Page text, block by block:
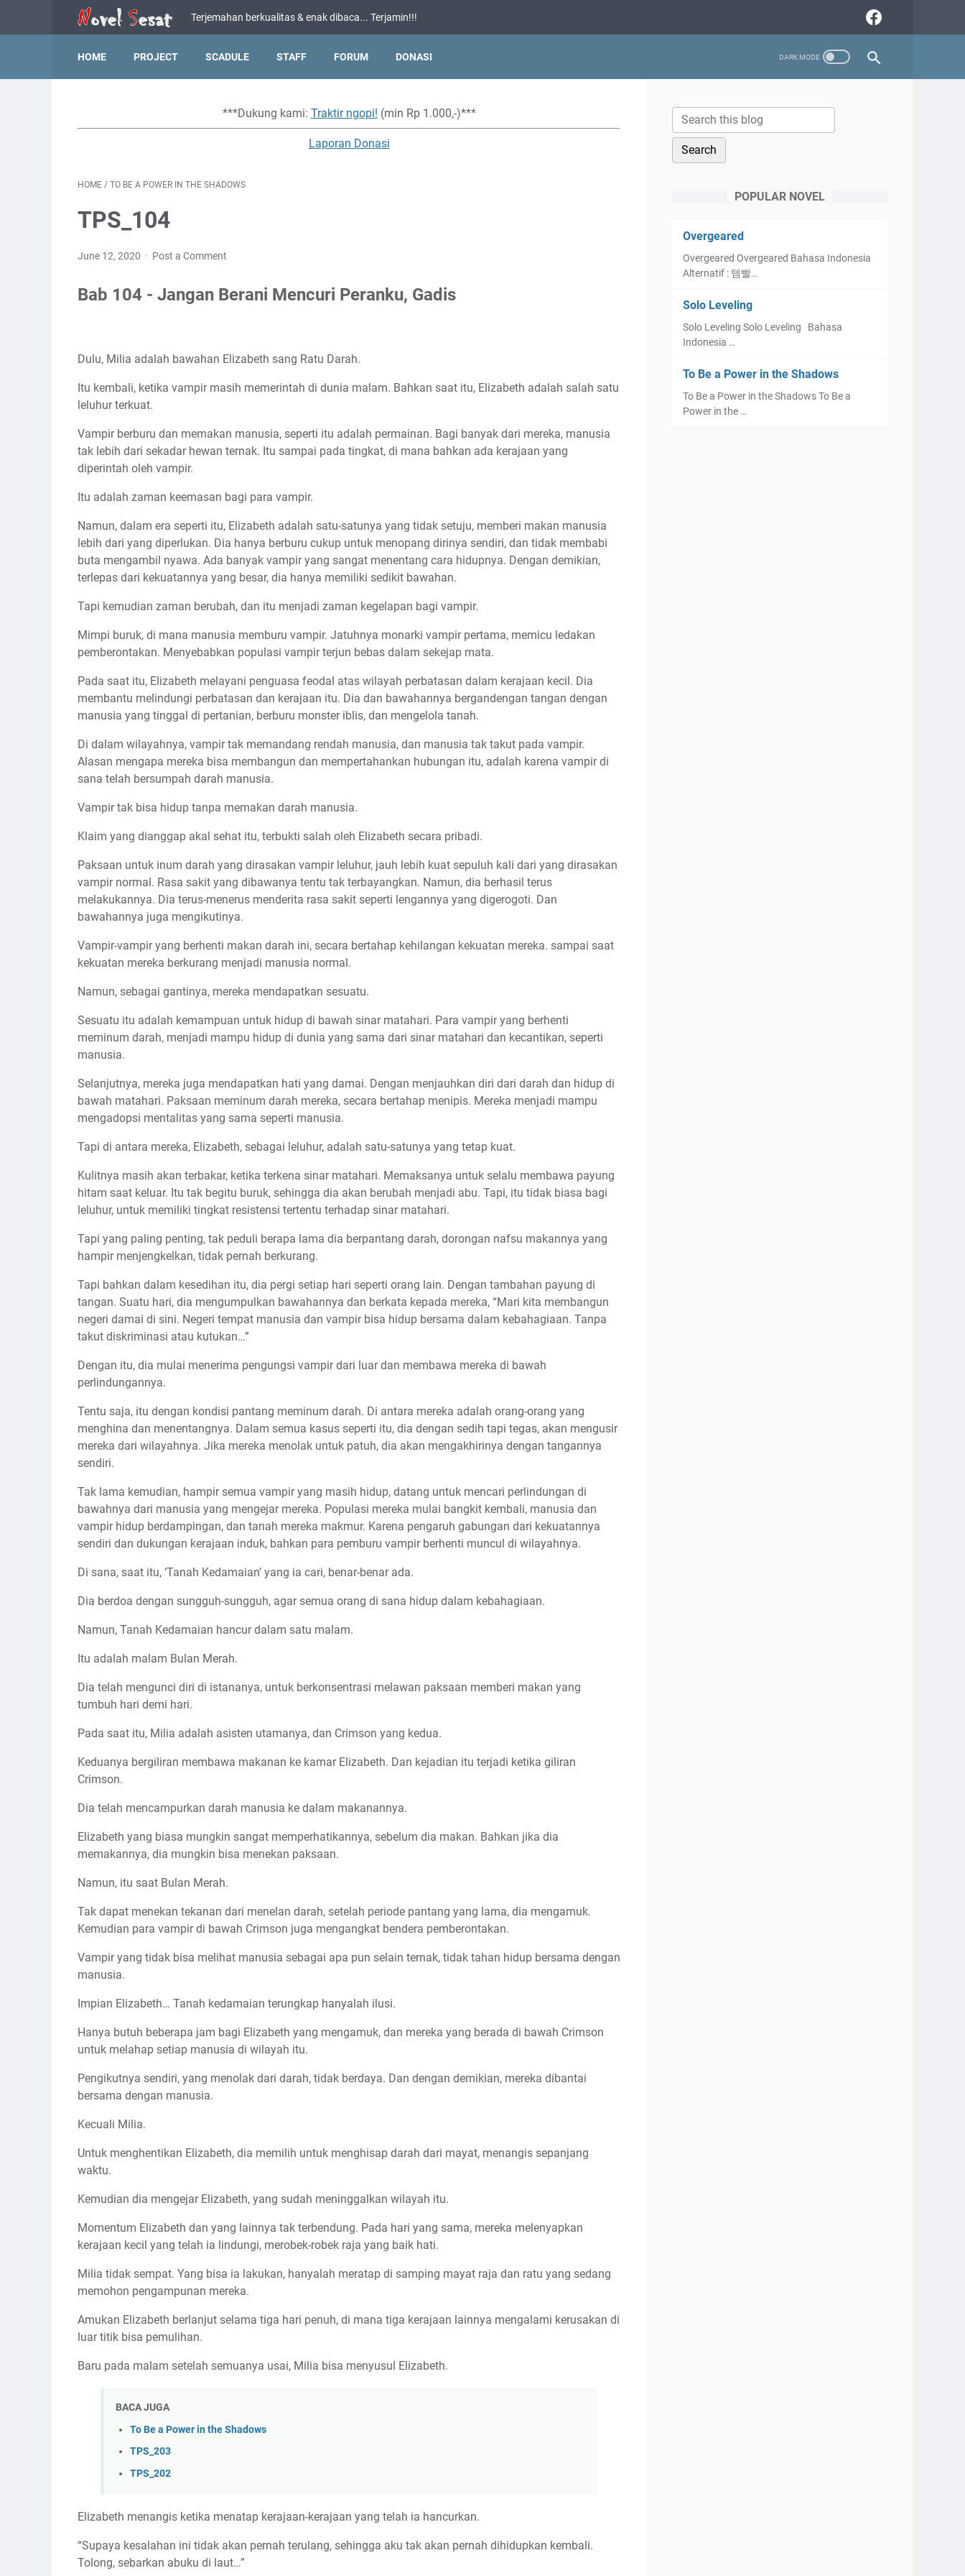
Terjemahan berkualitas & enak dibaca... Terjamin!!!
HOME PROJECT SCADULE STAFF FORUM DONASI
***Dukung kami: Traktir ngopi! (min Rp 1.000,-)***
Laporan Donasi
HOME / TO BE A POWER IN THE SHADOWS
TPS_104
June 12, 2020 Post a Comment
Bab 104 - Jangan Berani Mencuri Peranku, Gadis
Dulu, Milia adalah bawahan Elizabeth sang Ratu Darah.
Itu kembali, ketika vampir masih memerintah di dunia malam. Bahkan saat itu, Elizabeth adalah salah satu
leluhur terkuat.
Vampir berburu dan memakan manusia, seperti itu adalah permainan. Bagi banyak dari mereka, manusia
tak lebih dari sekadar hewan ternak. Itu sampai pada tingkat, di mana bahkan ada kerajaan yang
diperintah oleh vampir.
Itu adalah zaman keemasan bagi para vampir.
Namun, dalam era seperti itu, Elizabeth adalah satu-satunya yang tidak setuju, memberi makan manusia
lebih dari yang diperlukan. Dia hanya berburu cukup untuk menopang dirinya sendiri, dan tidak membabi
buta mengambil nyawa. Ada banyak vampir yang sangat menentang cara hidupnya. Dengan demikian,
terlepas dari kekuatannya yang besar, dia hanya memiliki sedikit bawahan.
Tapi kemudian zaman berubah, dan itu menjadi zaman kegelapan bagi vampir.
Mimpi buruk, di mana manusia memburu vampir. Jatuhnya monarki vampir pertama, memicu ledakan
pemberontakan. Menyebabkan populasi vampir terjun bebas dalam sekejap mata.
Pada saat itu, Elizabeth melayani penguasa feodal atas wilayah perbatasan dalam kerajaan kecil. Dia
membantu melindungi perbatasan dan kerajaan itu. Dia dan bawahannya bergandengan tangan dengan
manusia yang tinggal di pertanian, berburu monster iblis, dan mengelola tanah.
Di dalam wilayahnya, vampir tak memandang rendah manusia, dan manusia tak takut pada vampir.
Alasan mengapa mereka bisa membangun dan mempertahankan hubungan itu, adalah karena vampir di
sana telah bersumpah darah manusia.
Vampir tak bisa hidup tanpa memakan darah manusia.
Klaim yang dianggap akal sehat itu, terbukti salah oleh Elizabeth secara pribadi.
Paksaan untuk inum darah yang dirasakan vampir leluhur, jauh lebih kuat sepuluh kali dari yang dirasakan
vampir normal. Rasa sakit yang dibawanya tentu tak terbayangkan. Namun, dia berhasil terus
melakukannya. Dia terus-menerus menderita rasa sakit seperti lengannya yang digerogoti. Dan
bawahannya juga mengikutinya.
Vampir-vampir yang berhenti makan darah ini, secara bertahap kehilangan kekuatan mereka. sampai saat
kekuatan mereka berkurang menjadi manusia normal.
Namun, sebagai gantinya, mereka mendapatkan sesuatu.
Sesuatu itu adalah kemampuan untuk hidup di bawah sinar matahari. Para vampir yang berhenti
meminum darah, menjadi mampu hidup di dunia yang sama dari sinar matahari dan kecantikan, seperti
manusia.
Selanjutnya, mereka juga mendapatkan hati yang damai. Dengan menjauhkan diri dari darah dan hidup di
bawah matahari. Paksaan meminum darah mereka, secara bertahap menipis. Mereka menjadi mampu
mengadopsi mentalitas yang sama seperti manusia.
Tapi di antara mereka, Elizabeth, sebagai leluhur, adalah satu-satunya yang tetap kuat.
Kulitnya masih akan terbakar, ketika terkena sinar matahari. Memaksanya untuk selalu membawa payung
hitam saat keluar. Itu tak begitu buruk, sehingga dia akan berubah menjadi abu. Tapi, itu tidak biasa bagi
leluhur, untuk memiliki tingkat resistensi tertentu terhadap sinar matahari.
Tapi yang paling penting, tak peduli berapa lama dia berpantang darah, dorongan nafsu makannya yang
hampir menjengkelkan, tidak pernah berkurang.
Tapi bahkan dalam kesedihan itu, dia pergi setiap hari seperti orang lain. Dengan tambahan payung di
tangan. Suatu hari, dia mengumpulkan bawahannya dan berkata kepada mereka, “Mari kita membangun
negeri damai di sini. Negeri tempat manusia dan vampir bisa hidup bersama dalam kebahagiaan. Tanpa
takut diskriminasi atau kutukan…”
Dengan itu, dia mulai menerima pengungsi vampir dari luar dan membawa mereka di bawah
perlindungannya.
Tentu saja, itu dengan kondisi pantang meminum darah. Di antara mereka adalah orang-orang yang
menghina dan menentangnya. Dalam semua kasus seperti itu, dia dengan sedih tapi tegas, akan mengusir
mereka dari wilayahnya. Jika mereka menolak untuk patuh, dia akan mengakhirinya dengan tangannya
sendiri.
Tak lama kemudian, hampir semua vampir yang masih hidup, datang untuk mencari perlindungan di
bawahnya dari manusia yang mengejar mereka. Populasi mereka mulai bangkit kembali, manusia dan
vampir hidup berdampingan, dan tanah mereka makmur. Karena pengaruh gabungan dari kekuatannya
sendiri dan dukungan kerajaan induk, bahkan para pemburu vampir berhenti muncul di wilayahnya.
Di sana, saat itu, ‘Tanah Kedamaian’ yang ia cari, benar-benar ada.
Dia berdoa dengan sungguh-sungguh, agar semua orang di sana hidup dalam kebahagiaan.
Namun, Tanah Kedamaian hancur dalam satu malam.
Itu adalah malam Bulan Merah.
Dia telah mengunci diri di istananya, untuk berkonsentrasi melawan paksaan memberi makan yang
tumbuh hari demi hari.
Pada saat itu, Milia adalah asisten utamanya, dan Crimson yang kedua.
Keduanya bergiliran membawa makanan ke kamar Elizabeth. Dan kejadian itu terjadi ketika giliran
Crimson.
Dia telah mencampurkan darah manusia ke dalam makanannya.
Elizabeth yang biasa mungkin sangat memperhatikannya, sebelum dia makan. Bahkan jika dia
memakannya, dia mungkin bisa menekan paksaan.
Namun, itu saat Bulan Merah.
Tak dapat menekan tekanan dari menelan darah, setelah periode pantang yang lama, dia mengamuk.
Kemudian para vampir di bawah Crimson juga mengangkat bendera pemberontakan.
Vampir yang tidak bisa melihat manusia sebagai apa pun selain ternak, tidak tahan hidup bersama dengan
manusia.
Impian Elizabeth… Tanah kedamaian terungkap hanyalah ilusi.
Hanya butuh beberapa jam bagi Elizabeth yang mengamuk, dan mereka yang berada di bawah Crimson
untuk melahap setiap manusia di wilayah itu.
Pengikutnya sendiri, yang menolak dari darah, tidak berdaya. Dan dengan demikian, mereka dibantai
bersama dengan manusia.
Kecuali Milia.
Untuk menghentikan Elizabeth, dia memilih untuk menghisap darah dari mayat, menangis sepanjang
waktu.
Kemudian dia mengejar Elizabeth, yang sudah meninggalkan wilayah itu.
Momentum Elizabeth dan yang lainnya tak terbendung. Pada hari yang sama, mereka melenyapkan
kerajaan kecil yang telah ia lindungi, merobek-robek raja yang baik hati.
Milia tidak sempat. Yang bisa ia lakukan, hanyalah meratap di samping mayat raja dan ratu yang sedang
memohon pengampunan mereka.
Amukan Elizabeth berlanjut selama tiga hari penuh, di mana tiga kerajaan lainnya mengalami kerusakan di
luar titik bisa pemulihan.
Baru pada malam setelah semuanya usai, Milia bisa menyusul Elizabeth.
BACA JUGA
To Be a Power in the Shadows
TPS_203
TPS_202
Elizabeth menangis ketika menatap kerajaan-kerajaan yang telah ia hancurkan.
“Supaya kesalahan ini tidak akan pernah terulang, sehingga aku tak akan pernah dihidupkan kembali.
Tolong, sebarkan abuku di laut…”
POPULAR NOVEL
Overgeared
Overgeared Overgeared Bahasa Indonesia
Alternatif : 템빨…
Solo Leveling
Solo Leveling Solo Leveling Bahasa
Indonesia …
To Be a Power in the Shadows
To Be a Power in the Shadows To Be a
Power in the …